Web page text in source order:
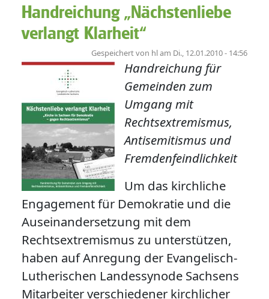
Handreichung „Nächstenliebe
verlangt Klarheit“
Gespeichert von hlam Di., 12.01.2010 - 14:56
Handreichung für
Gemeinden zum
Umgang mit
Rechtsextremismus,
Antisemitismus und
Fremdenfeindlichkeit
Um das kirchliche
Engagement für Demokratie und die
Auseinandersetzung mit dem
Rechtsextremismus zu unterstützen,
haben auf Anregung der Evangelisch-
Lutherischen Landessynode Sachsens
Mitarbeiter verschiedener kirchlicher